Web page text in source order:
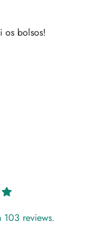
os bolsos!
reviews.